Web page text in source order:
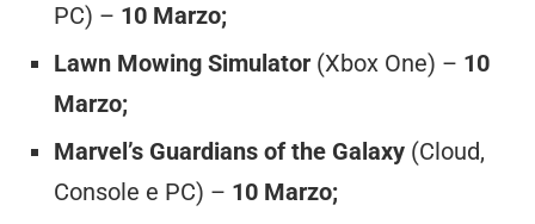
PC) – 10 Marzo;
Lawn Mowing Simulator (Xbox One) – 10
Marzo;
Marvel’s Guardians of the Galaxy (Cloud,
Console e PC) – 10 Marzo;